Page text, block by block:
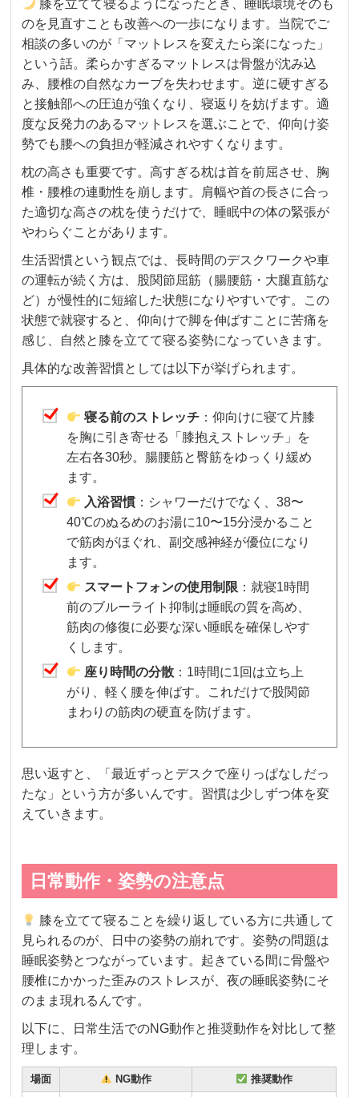
膝を立てて寝るようになったとき、睡眠環境そのも
のを見直すことも改善への一歩になります。当院でご
相談の多いのが「マットレスを変えたら楽になった」
という話。柔らかすぎるマットレスは骨盤が沈み込
み、腰椎の自然なカーブを失わせます。逆に硬すぎる
と接触部への圧迫が強くなり、寝返りを妨げます。適
度な反発力のあるマットレスを選ぶことで、仰向け姿
勢でも腰への負担が軽減されやすくなります。
枕の高さも重要です。高すぎる枕は首を前屈させ、胸
椎・腰椎の連動性を崩します。肩幅や首の長さに合っ
た適切な高さの枕を使うだけで、睡眠中の体の緊張が
やわらぐことがあります。
生活習慣という観点では、長時間のデスクワークや車
の運転が続く方は、股関節屈筋（腸腰筋・大腿直筋な
ど）が慢性的に短縮した状態になりやすいです。この
状態で就寝すると、仰向けで脚を伸ばすことに苦痛を
感じ、自然と膝を立てて寝る姿勢になっていきます。
具体的な改善習慣としては以下が挙げられます。
寝る前のストレッチ ：仰向けに寝て片膝
を胸に引き寄せる「膝抱えストレッチ」を
左右各30秒。腸腰筋と臀筋をゆっくり緩め
ます。
入浴習慣 ：シャワーだけでなく、38〜
40℃のぬるめのお湯に10〜15分浸かること
で筋肉がほぐれ、副交感神経が優位になり
ます。
スマートフォンの使用制限 ：就寝1時間
前のブルーライト抑制は睡眠の質を高め、
筋肉の修復に必要な深い睡眠を確保しやす
くします。
座り時間の分散 ：1時間に1回は立ち上
がり、軽く腰を伸ばす。これだけで股関節
まわりの筋肉の硬直を防げます。
思い返すと、「最近ずっとデスクで座りっぱなしだっ
たな」という方が多いんです。習慣は少しずつ体を変
えていきます。
日常動作・姿勢の注意点
膝を立てて寝ることを繰り返している方に共通して
見られるのが、日中の姿勢の崩れです。姿勢の問題は
睡眠姿勢とつながっています。起きている間に骨盤や
腰椎にかかった歪みのストレスが、夜の睡眠姿勢にそ
のまま現れるんです。
以下に、日常生活でのNG動作と推奨動作を対比して整
理します。
場面 NG動作 推奨動作